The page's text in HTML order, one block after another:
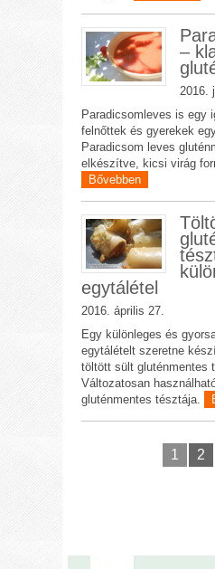
–
2016.
Paradicsomleves is egy
felnőttek és gyerekek
Paradicsom leves
elkészítve, kicsi virág
Bővebben
egytálétel
2016. április 27.
Egy különleges és
egytálételt szeretne
töltött sült gluténmentes
Változatosan
gluténmentes tésztája.
1 2